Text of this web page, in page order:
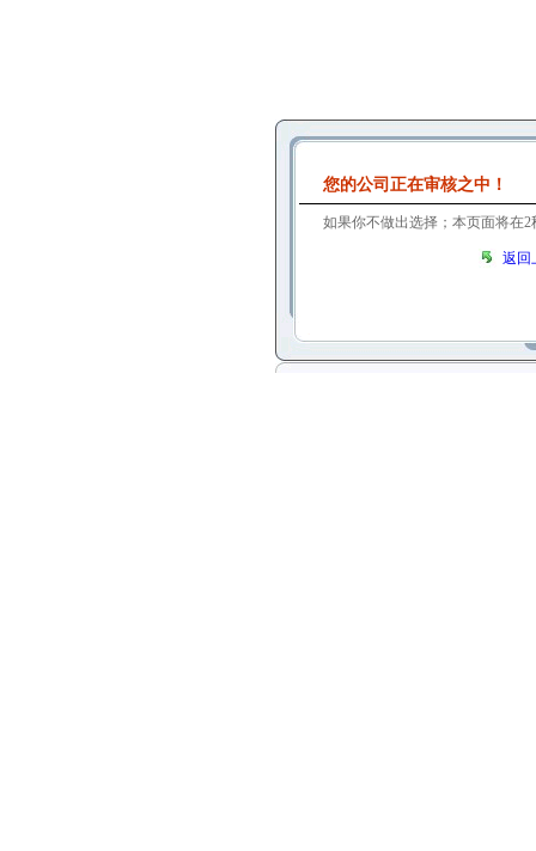
您的公司正在审核之中！
如果你不做出选择；本页面将在2
返回